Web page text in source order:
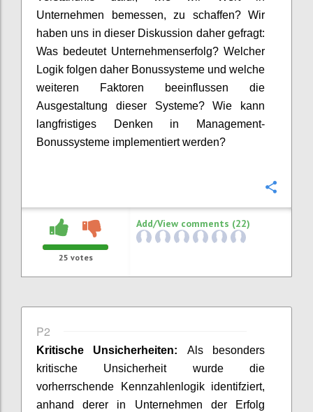
Unternehmen bemessen, zu
schaffen?
Wir
haben uns in dieser Diskussion daher gefragt:
Was bedeutet Unternehmenserfolg? Welcher
Logik folgen daher Bonussysteme und welche
weiteren Faktoren beeinflussen die
Ausgestaltung dieser Systeme? Wie
kann
langfristiges Denken in Management-
Bonussysteme implementiert werden?
25 votes
Add/View comments (22)
P2
Kritische Unsicherheiten: Als besonders
kritische Unsicherheitwurde die
vorherrschende Kennzahlenlogik identifziert,
anhand derer in Unternehmen der Erfolg